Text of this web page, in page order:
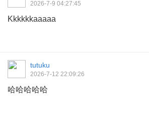
2026-7-9 04:27:45
Kkkkkkaaaaa
tutuku
2026-7-12 22:09:26
哈哈哈哈哈